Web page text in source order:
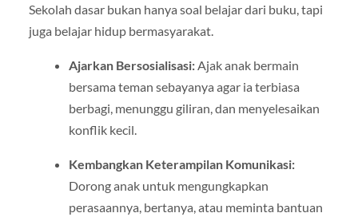
Sekolah dasar bukan hanya soal belajar dari buku, tapi
juga belajar hidup bermasyarakat.
Ajarkan Bersosialisasi:Ajak anak bermain
bersama teman sebayanya agar ia terbiasa
berbagi, menunggu giliran, dan menyelesaikan
konflik kecil.
Kembangkan Keterampilan Komunikasi:
Dorong anak untuk mengungkapkan
perasaannya, bertanya, atau meminta bantuan